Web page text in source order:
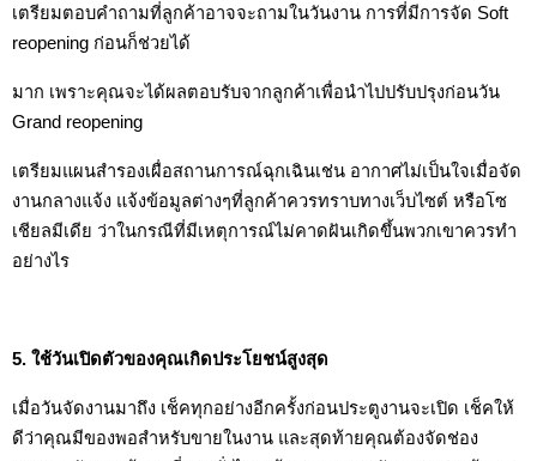
เตรียมตอบคำถามที่ลูกค้าอาจจะถามในวันงาน การที่มีการจัด Soft
reopening ก่อนก็ช่วยได้
มาก เพราะคุณจะได้ผลตอบรับจากลูกค้าเพื่อนำไปปรับปรุงก่อนวัน
Grand reopening
เตรียมแผนสำรองเผื่อสถานการณ์ฉุกเฉินเช่น อากาศไม่เป็นใจเมื่อจัด
งานกลางแจ้ง แจ้งข้อมูลต่างๆที่ลูกค้าควรทราบทางเว็บไซต์ หรือโซ
เชียลมีเดีย ว่าในกรณีที่มีเหตุการณ์ไม่คาดฝันเกิดขึ้นพวกเขาควรทำ
อย่างไร
5. ใช้วันเปิดตัวของคุณเกิดประโยชน์สูงสุด
เมื่อวันจัดงานมาถึง เช็คทุกอย่างอีกครั้งก่อนประตูงานจะเปิด เช็คให้
ดีว่าคุณมีของพอสำหรับขายในงาน และสุดท้ายคุณต้องจัดช่อง